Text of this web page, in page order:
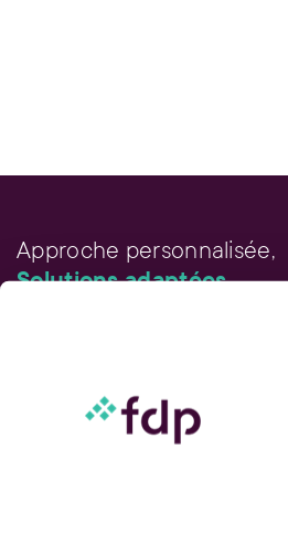
Approche personnalisée,
Solutions adaptées.
Parler à un conseiller